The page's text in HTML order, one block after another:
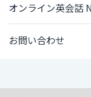
オンライン英会話
お問い合わせ